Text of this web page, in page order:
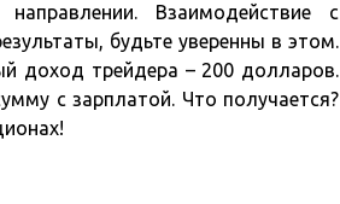
Взаимодействие с
будьте уверенны в этом.
доход трейдера – 200 долларов.
с зарплатой. Что получается?